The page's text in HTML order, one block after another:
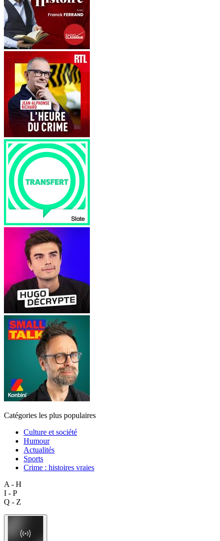
Catégories les plus populaires
Culture et société
Humour
Actualités
Sports
Crime : histoires vraies
A - H
I - P
Q - Z